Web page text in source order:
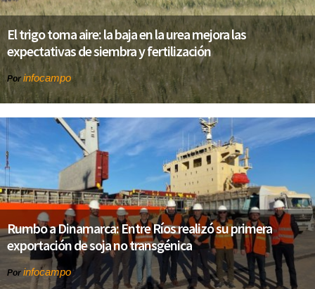
El trigo toma aire: la baja en la urea mejora las
expectativas de siembra y fertilización
Por infocampo
Rumbo a Dinamarca: Entre Ríos realizó su primera
exportación de soja no transgénica
Por infocampo